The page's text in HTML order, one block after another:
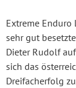
Extreme
sehr gut
Dieter Rudolf
sich das
Dreifacherfolg